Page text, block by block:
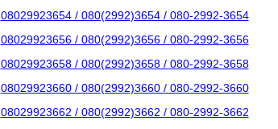
08029923654 / 080(2992)3654 / 080-2992-3654
08029923656 / 080(2992)3656 / 080-2992-3656
08029923658 / 080(2992)3658 / 080-2992-3658
08029923660 / 080(2992)3660 / 080-2992-3660
08029923662 / 080(2992)3662 / 080-2992-3662